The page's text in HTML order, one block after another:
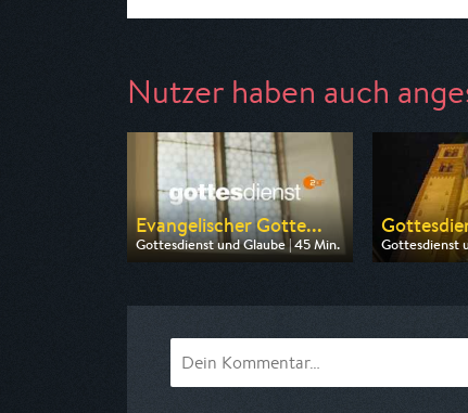
Nutzer haben auch
Evangelischer Gotte...
Gottesdienst und Glaube | 45 Min.
Ausgestrahlt von ZDF
Gottesdienst
Ausgestrahlt